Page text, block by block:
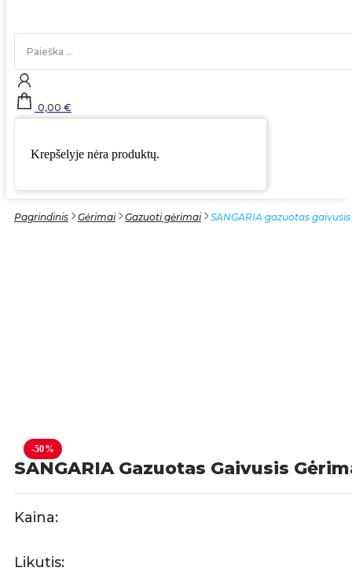
Search
0,00 €
Krepšelyje nėra produktų.
Pagrindinis Gėrimai Gazuoti gėrimai SANGARIA gazuotas
-50%
SANGARIA Gazuotas Gaivusis
Kaina:
Likutis: